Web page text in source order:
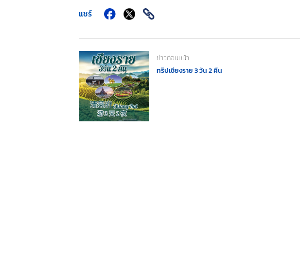
แชร์
ข่าวก่อนหน้า
ทริปเชียงราย 3 วัน 2 คืน